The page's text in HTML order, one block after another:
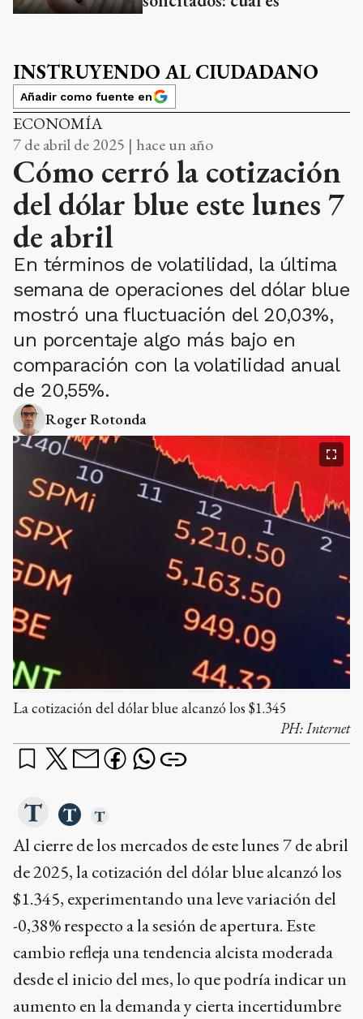
INSTRUYENDO AL CIUDADANO
Añadir como fuente en
ECONOMÍA
7 de abril de 2025 | hace un año
Cómo cerró la cotización
del dólar blue este lunes 7
de abril
En términos de volatilidad, la última
semana de operaciones del dólar blue
mostró una fluctuación del 20,03%,
un porcentaje algo más bajo en
comparación con la volatilidad anual
de 20,55%.
Roger Rotonda
La cotización del dólar blue alcanzó los $1.345
PH:Internet
Al cierre de los mercados de este lunes 7 de abril
de 2025, la cotización del dólar blue alcanzó los
$1.345, experimentando una leve variación del
-0,38% respecto a la sesión de apertura. Este
cambio refleja una tendencia alcista moderada
desde el inicio del mes, lo que podría indicar un
aumento en la demanda y cierta incertidumbre